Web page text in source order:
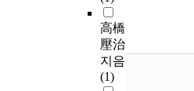
高橋
壓治
지음
(1)